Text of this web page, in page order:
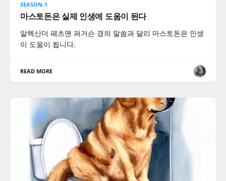
SEASON-1
마스토돈은 실제 인생에 도움이 된다
알렉산더 페츠맨 퍼거슨 경의 말씀과 달리 마스토돈은 인생
이 도움이 됩니다.
READ MORE